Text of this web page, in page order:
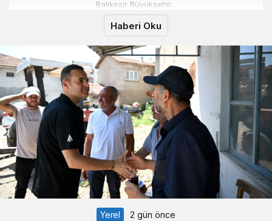
Balıkesir Büyükşehir...
Haberi Oku
Yerel 2 gün önce